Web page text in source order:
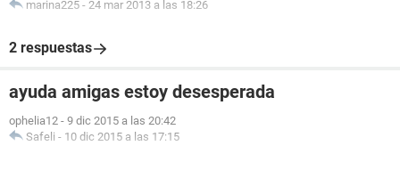
marina225 - 24 mar 2013 a las 18:26
2 respuestas
ayuda amigas estoy desesperada
ophelia12 - 9 dic 2015 a las 20:42
Safeli - 10 dic 2015 a las 17:15